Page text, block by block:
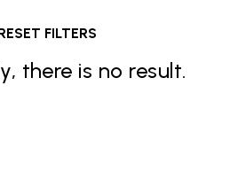
FILTERS
there is no result.